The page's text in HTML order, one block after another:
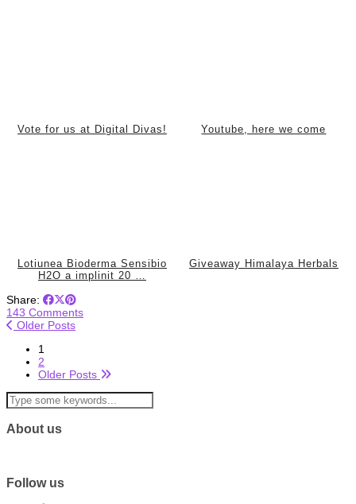
Vote for us at Digital Divas! Youtube, here we come
Lotiunea Bioderma Sensibio
H2O a implinit 20 …
Giveaway Himalaya Herbals
Share:
143 Comments
Older Posts
1
2
Older Posts
About us
Follow us